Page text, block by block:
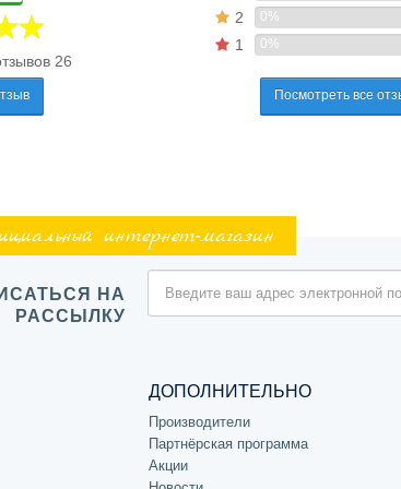
26
2 0%
1 0%
Посмотреть все
интернет-магазин
НА
РАССЫЛКУ
ДОПОЛНИТЕЛЬНО
Производители
Партнёрская программа
Акции